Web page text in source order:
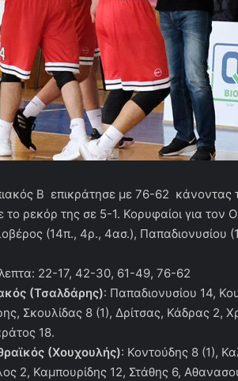
Β επικράτησε με 76-62 κάνοντας
το ρεκόρ της σε 5-1. Κορυφαίοι για τον
(14π., 4ρ., 4ασ.), Παπαδιονυσίου
22-17, 42-30, 61-49, 76-62
(Τσαλδάρης): Παπαδιονυσίου 14,
Σκουλίδας 8 (1), Δρίτσας, Κάδρας 2,
18.
(Χουχουλής): Κοντούδης 8 (1),
2, Καμπουρίδης 12, Στάθης 6,